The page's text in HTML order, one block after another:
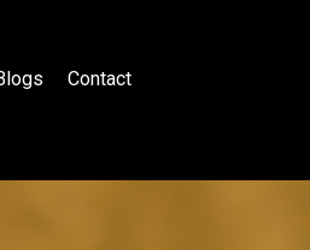
Contact